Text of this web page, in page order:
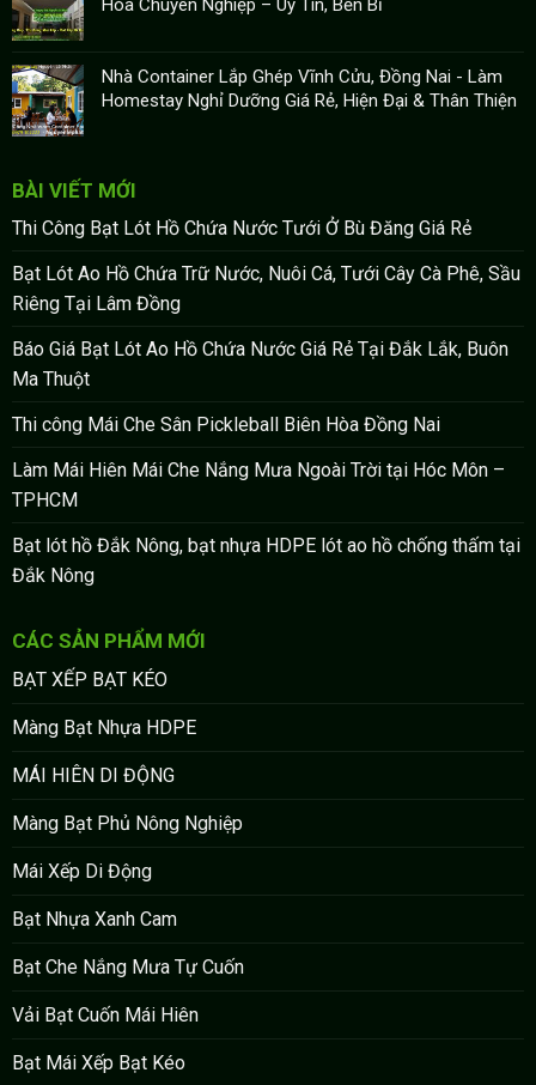
Hòa Chuyên Nghiệp – Uy Tín, Bền Bỉ
Nhà Container Lắp Ghép Vĩnh Cửu, Đồng Nai - Làm
Homestay Nghỉ Dưỡng Giá Rẻ, Hiện Đại & Thân Thiện
BÀI VIẾT MỚI
Thi Công Bạt Lót Hồ Chứa Nước Tưới Ở Bù Đăng Giá Rẻ
Bạt Lót Ao Hồ Chứa Trữ Nước, Nuôi Cá, Tưới Cây Cà Phê, Sầu
Riêng Tại Lâm Đồng
Báo Giá Bạt Lót Ao Hồ Chứa Nước Giá Rẻ Tại Đắk Lắk, Buôn
Ma Thuột
Thi công Mái Che Sân Pickleball Biên Hòa Đồng Nai
Làm Mái Hiên Mái Che Nắng Mưa Ngoài Trời tại Hóc Môn –
TPHCM
Bạt lót hồ Đắk Nông, bạt nhựa HDPE lót ao hồ chống thấm tại
Đắk Nông
CÁC SẢN PHẨM MỚI
BẠT XẾP BẠT KÉO
Màng Bạt Nhựa HDPE
MÁI HIÊN DI ĐỘNG
Màng Bạt Phủ Nông Nghiệp
Mái Xếp Di Động
Bạt Nhựa Xanh Cam
Bạt Che Nắng Mưa Tự Cuốn
Vải Bạt Cuốn Mái Hiên
Bạt Mái Xếp Bạt Kéo